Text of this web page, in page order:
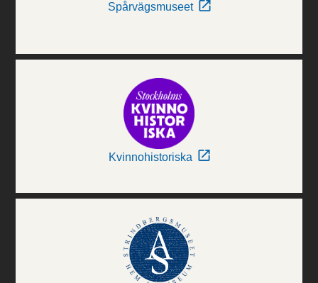
Spårvägsmuseet
Kvinnohistoriska